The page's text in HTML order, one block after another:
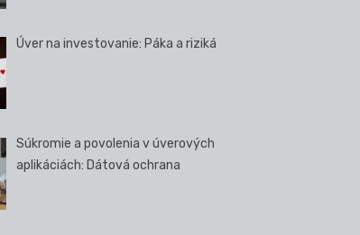
Úver na investovanie: Páka a riziká
Súkromie a povolenia v úverových
aplikáciách: Dátová ochrana